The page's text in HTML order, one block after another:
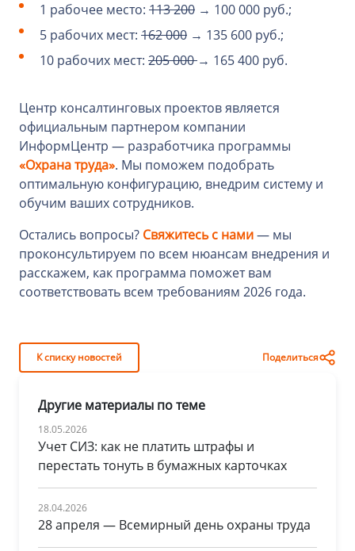
1 рабочее место: 113 200 → 100 000 руб.;
5 рабочих мест: 162 000 → 135 600 руб.;
10 рабочих мест: 205 000→ 165 400 руб.
Центр консалтинговых проектов является
официальным партнером компании
ИнформЦентр — разработчика программы
«Охрана труда». Мы поможем подобрать
оптимальную конфигурацию, внедрим систему и
обучим ваших сотрудников.
Остались вопросы? Свяжитесь с нами— мы
проконсультируем по всем нюансам внедрения и
расскажем, как программа поможет вам
соответствовать всем требованиям 2026 года.
К списку новостей Поделиться
Другие материалы по теме
18.05.2026
Учет СИЗ: как не платить штрафы и
перестать тонуть в бумажных карточках
28.04.2026
28 апреля — Всемирный день охраны труда